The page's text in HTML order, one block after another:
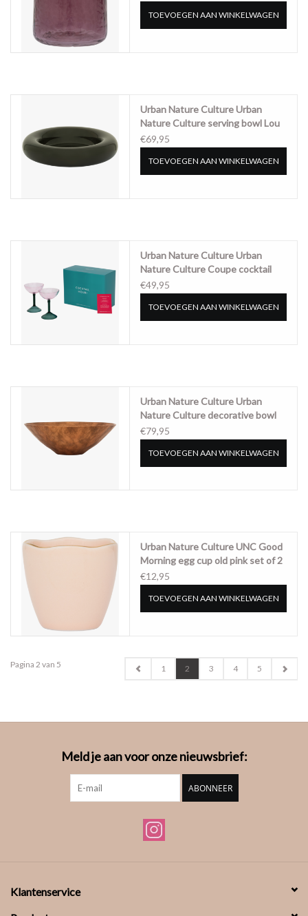
TOEVOEGEN AAN WINKELWAGEN
Urban Nature Culture Urban
Nature Culture serving bowl Lou
kalamata
€69,95
TOEVOEGEN AAN WINKELWAGEN
Urban Nature Culture Urban
Nature Culture Coupe cocktail
glass, set of 2, in gift pack
€49,95
TOEVOEGEN AAN WINKELWAGEN
Urban Nature Culture Urban
Nature Culture decorative bowl
Escala
€79,95
TOEVOEGEN AAN WINKELWAGEN
Urban Nature Culture UNC Good
Morning egg cup old pink set of 2
- 107779
€12,95
TOEVOEGEN AAN WINKELWAGEN
Pagina 2 van 5 1 2 3 4 5
Meld je aan voor onze nieuwsbrief:
ABONNEER
Klantenservice